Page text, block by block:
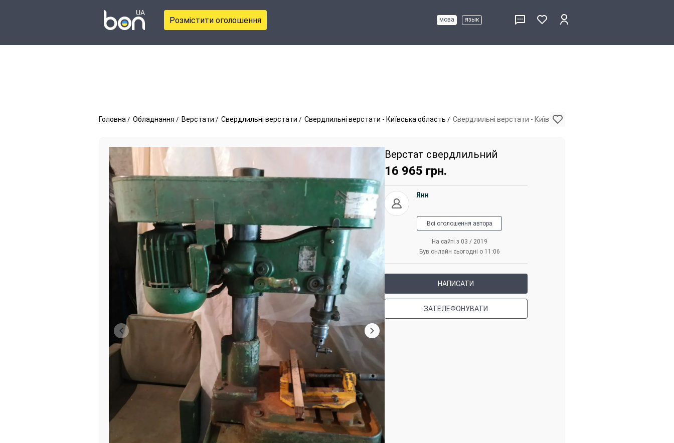
Розмістити оголошення мова язык
Головна Обладнання Верстати Свердлильні верстати Свердлильні верстати - Київська область Свердлильні верстати - Київ
Верстат свердлильний
16 965 грн.
Янн
Всі оголошення автора
На сайті з 03 / 2019
Був онлайн сьогодні о 11:06
НАПИСАТИ
ЗАТЕЛЕФОНУВАТИ